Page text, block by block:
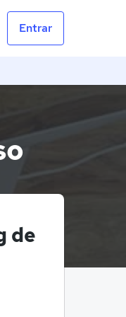
Entrar
de